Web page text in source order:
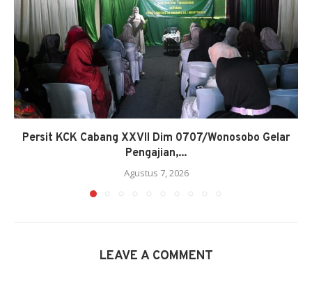
Persit KCK Cabang XXVII Dim 0707/Wonosobo Gelar
Pengajian,...
Agustus 7, 2026
LEAVE A COMMENT